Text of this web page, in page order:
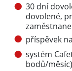
30 dní
dovolené,
příspěvek
systém
bodů/měsíc)